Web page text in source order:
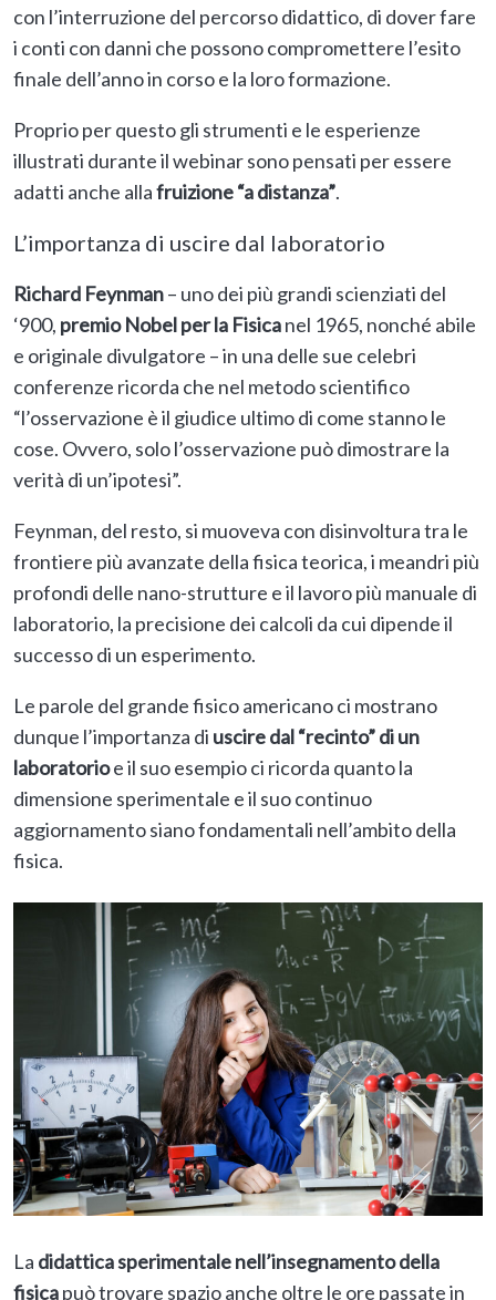
con l’interruzione del percorso didattico, di dover fare
i conti con danni che possono compromettere l’esito
finale dell’anno in corso e la loro formazione.
Proprio per questo gli strumenti e le esperienze
illustrati durante il webinar sono pensati per essere
adatti anche allafruizione “a distanza”.
L’importanza di uscire dal laboratorio
Richard Feynman– uno dei più grandi scienziati del
‘900, premio Nobel per la Fisicanel 1965, nonché abile
e originale divulgatore – in una delle sue celebri
conferenze ricorda che nel metodo scientifico
“l’osservazione è il giudice ultimo di come stanno le
cose. Ovvero, solo l’osservazione può dimostrare la
verità di un’ipotesi”.
Feynman, del resto, si muoveva con disinvoltura tra le
frontiere più avanzate della fisica teorica, i meandri più
profondi delle nano-strutture e il lavoro più manuale di
laboratorio, la precisione dei calcoli da cui dipende il
successo di un esperimento.
Le parole del grande fisico americano ci mostrano
dunque l’importanza di uscire dal“recinto” di un
laboratorioe il suo esempio ci ricorda quanto la
dimensione sperimentale e il suo continuo
aggiornamento siano fondamentali nell’ambito della
fisica.
La didattica sperimentale nell’insegnamento della
fisicapuò trovare spazio anche oltre le ore passate in